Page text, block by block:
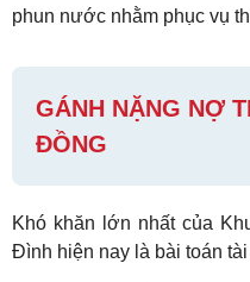
phun nước nhằm phục vụ
GÁNH NẶNG NỢ
ĐỒNG
Khó khăn lớn nhất của
Đình hiện nay là bài toán